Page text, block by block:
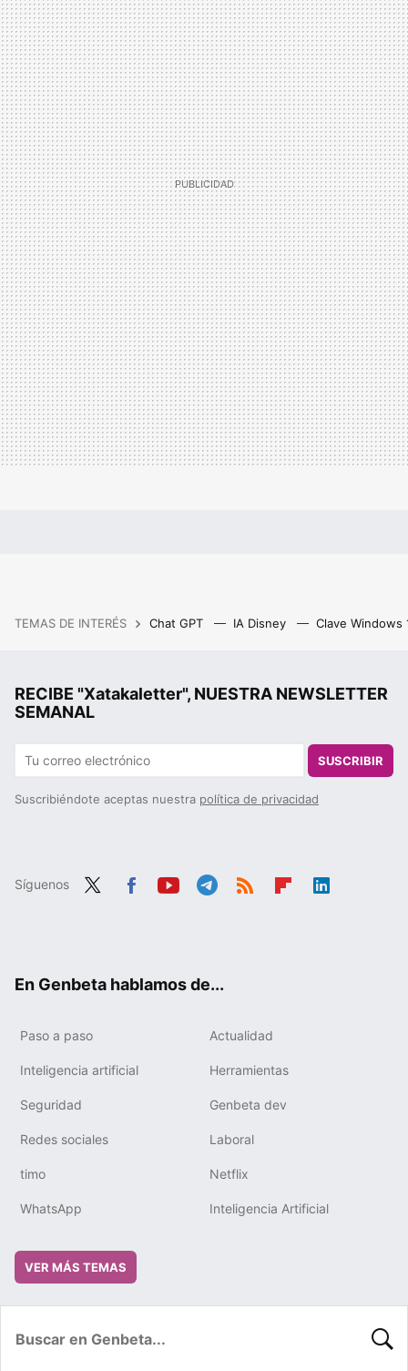
TEMAS DE INTERÉS Chat GPT IA Disney Clave Windows
RECIBE "Xatakaletter", NUESTRA NEWSLETTER
SEMANAL
SUSCRIBIR
Suscribiéndote aceptas nuestra política de privacidad
Síguenos
En Genbeta hablamos de...
Paso a paso Actualidad
Inteligencia artificial Herramientas
Seguridad Genbeta dev
Redes sociales Laboral
timo Netflix
WhatsApp Inteligencia Artificial
VER MÁS TEMAS